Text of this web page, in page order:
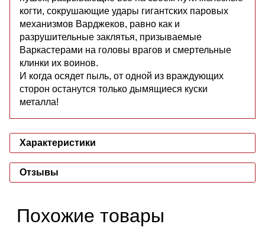
когти, сокрушающие удары гигантских паровых
механизмов Варджеков, равно как и
разрушительные заклятья, призываемые
Варкастерами на головы врагов и смертельные
клинки их воинов.
И когда осядет пыль, от одной из враждующих
сторон останутся только дымящиеся куски
металла!
Характеристики
Отзывы
Похожие товары